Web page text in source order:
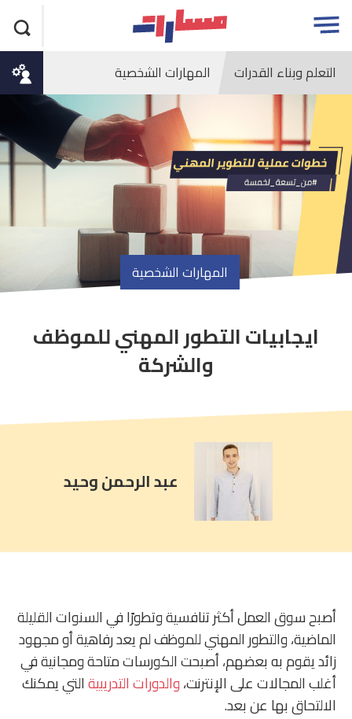
تجاوز
الاعلان
Open
menu
التعلم وبناء القدرات المهارات الشخصية
المهارات الشخصية
article
comment
count
ايجابيات التطور المهني للموظف
والشركة
عبد الرحمن وحيد
أصبح سوق العمل أكثر تنافسية وتطورًا في السنوات القليلة
الماضية، والتطور المهني للموظف لم يعد رفاهية أو مجهود
زائد يقوم به بعضهم، أصبحت الكورسات متاحة ومجانية في
أغلب المجالات على الإنترنت،والدورات التدريبيةالتي يمكنك
الالتحاق بها عن بعد.